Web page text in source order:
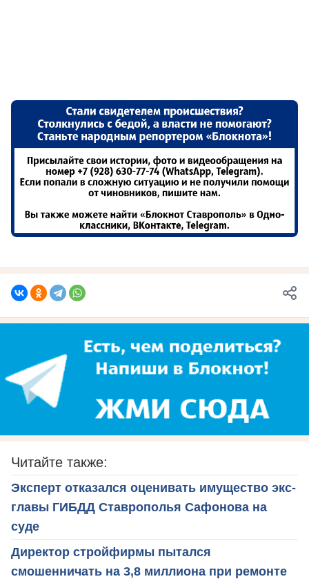
Читайте также:
Эксперт отказался оценивать имущество экс-
главы ГИБДД Ставрополья Сафонова на
суде
Директор стройфирмы пытался
смошенничать на 3,8 миллиона при ремонте